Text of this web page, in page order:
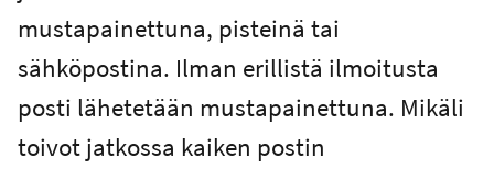
mustapainettuna, pisteinä tai
sähköpostina. Ilman erillistä ilmoitusta
posti lähetetään mustapainettuna. Mikäli
toivot jatkossa kaiken postin